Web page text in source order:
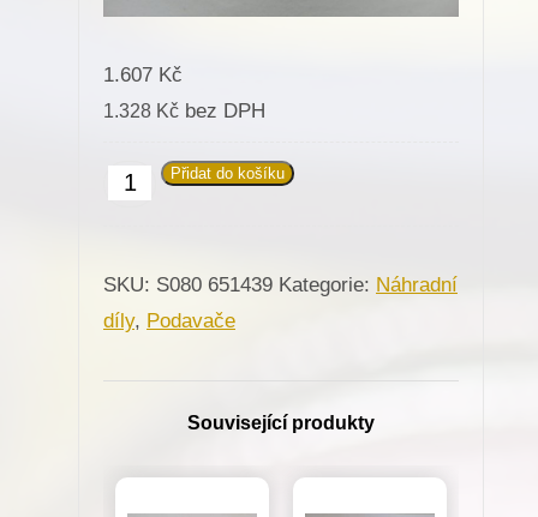
1.607 Kč
1.328 Kč bez DPH
651439
3mm
pro
množství
Přidat do košíku
SKU: S080 651439 Kategorie: Náhradní
díly, Podavače
Související produkty